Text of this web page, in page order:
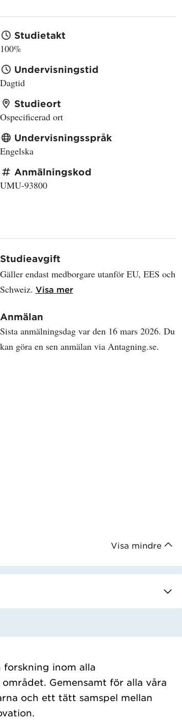
Visa mindre
Studietakt
100%
Undervisningstid
Dagtid
Studieort
Ospecificerad ort
Undervisningsspråk
Engelska
Anmälningskod
UMU-93800
Studieavgift
Gäller endast medborgare utanför EU, EES och
Schweiz. Visa merLäs mer om Studieavgift
Anmälan
Sista anmälningsdag var den 16 mars 2026. Du
kan göra en sen anmälan via Antagning.se.
inom alla
Gemensamt för alla våra
och ett tätt samspel mellan